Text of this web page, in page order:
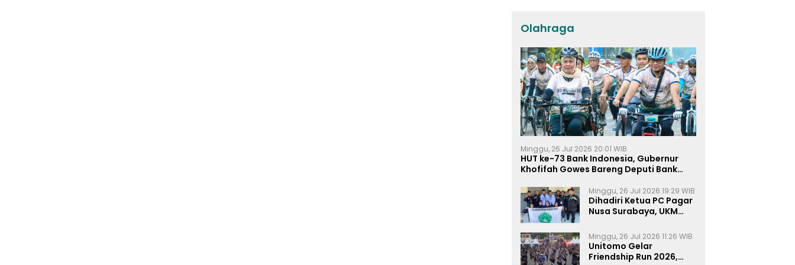
Olahraga
Minggu, 26 Jul 2026 20:01 WIB
HUT ke-73 Bank Indonesia, Gubernur
Khofifah Gowes Bareng Deputi Bank
Minggu, 26 Jul 2026 19:29 WIB
Dihadiri Ketua PC Pagar
Nusa Surabaya, UKM
Sahkan Anggota Baru
Minggu, 26 Jul 2026 11:26 WIB
Unitomo Gelar
Friendship Run 2026,